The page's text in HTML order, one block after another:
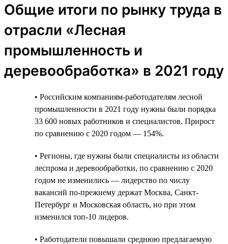
Общие итоги по рынку труда в
отрасли «Лесная
промышленность и
деревообработка» в 2021 году
• Российским компаниям-работодателям лесной
промышленности в 2021 году нужны были порядка
33 600 новых работников и специалистов. Прирост
по сравнению с 2020 годом — 154%.
• Регионы, где нужны были специалисты из области
леспрома и деревообработки, по сравнению с 2020
годом не изменились — лидерство по числу
вакансий по-прежнему держат Москва, Санкт-
Петербург и Московская область, но при этом
изменился топ-10 лидеров.
• Работодатели повышали среднюю предлагаемую